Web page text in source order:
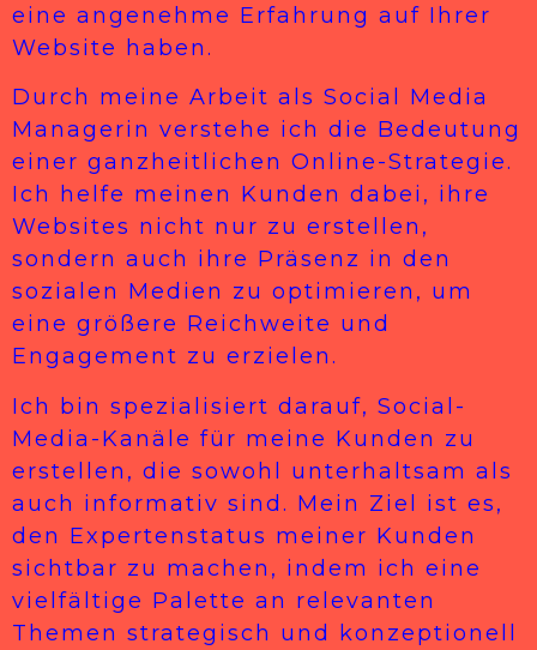
eine angenehme Erfahrung auf Ihrer
Website haben.
Durch meine Arbeit als Social Media
Managerin verstehe ich die Bedeutung
einer ganzheitlichen Online-Strategie.
Ich helfe meinen Kunden dabei, ihre
Websites nicht nur zu erstellen,
sondern auch ihre Präsenz in den
sozialen Medien zu optimieren, um
eine größere Reichweite und
Engagement zu erzielen.
Ich bin spezialisiert darauf, Social-
Media-Kanäle für meine Kunden zu
erstellen, die sowohl unterhaltsam als
auch informativ sind. Mein Ziel ist es,
den Expertenstatus meiner Kunden
sichtbar zu machen, indem ich eine
vielfältige Palette an relevanten
Themen strategisch und konzeptionell